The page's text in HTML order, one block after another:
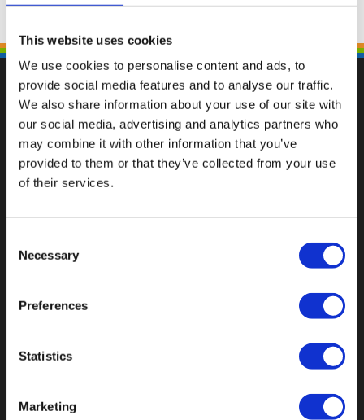
This website uses cookies
We use cookies to personalise content and ads, to
provide social media features and to analyse our traffic.
We also share information about your use of our site with
our social media, advertising and analytics partners who
may combine it with other information that you’ve
provided to them or that they’ve collected from your use
of their services.
Selection
Necessary
Preferences
Statistics
Marketing
Val op met een unieke
Botnische Golf 9a, 3446CN Woerden